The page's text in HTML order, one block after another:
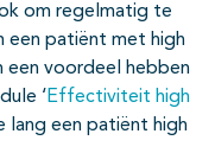
om regelmatig te
een patiënt met high
een voordeel hebben
‘ Effectiviteit high
lang een patiënt high